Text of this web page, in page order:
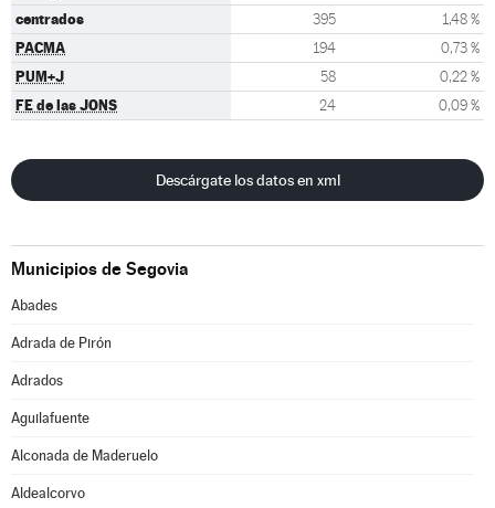
centrados 395 1,48 %
PACMA 194 0,73 %
PUM+J 58 0,22 %
FE de las JONS 24 0,09 %
Descárgate los datos en xml
Municipios de Segovia
Abades
Adrada de Pirón
Adrados
Aguilafuente
Alconada de Maderuelo
Aldealcorvo